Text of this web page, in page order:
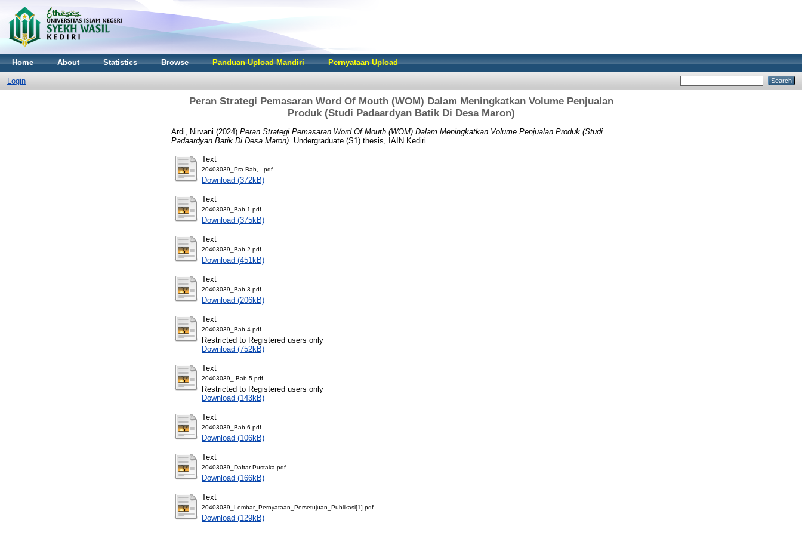
Home About Statistics Browse Panduan Upload Mandiri Pernyataan Upload
Login
Peran Strategi Pemasaran Word Of Mouth (WOM) Dalam Meningkatkan Volume Penjualan
Produk (Studi Padaardyan Batik Di Desa Maron)
Ardi, Nirvani (2024) Peran Strategi Pemasaran Word Of Mouth (WOM) Dalam Meningkatkan Volume Penjualan Produk (Studi
Padaardyan Batik Di Desa Maron). Undergraduate (S1) thesis, IAIN Kediri.
Text
20403039_Pra Bab,...pdf
Download (372kB)
Text
20403039_Bab 1.pdf
Download (375kB)
Text
20403039_Bab 2.pdf
Download (451kB)
Text
20403039_Bab 3.pdf
Download (206kB)
Text
20403039_Bab 4.pdf
Restricted to Registered users only
Download (752kB)
Text
20403039_ Bab 5.pdf
Restricted to Registered users only
Download (143kB)
Text
20403039_Bab 6.pdf
Download (106kB)
Text
20403039_Daftar Pustaka.pdf
Download (166kB)
Text
20403039_Lembar_Pernyataan_Persetujuan_Publikasi[1].pdf
Download (129kB)